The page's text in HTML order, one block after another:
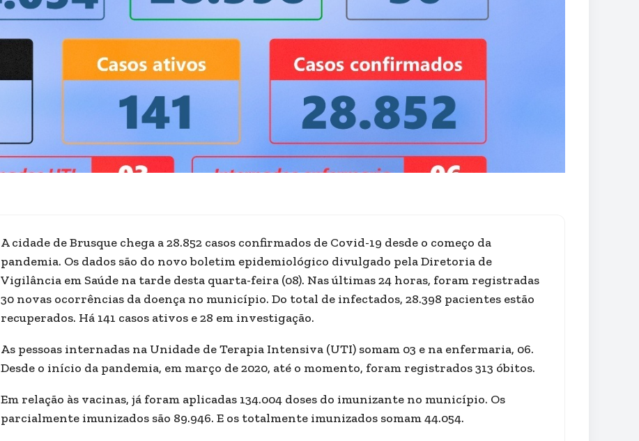
A cidade de Brusque chega a 28.852 casos confirmados de Covid-19 desde o começo da
pandemia. Os dados são do novo boletim epidemiológico divulgado pela Diretoria de
Vigilância em Saúde na tarde desta quarta-feira (08). Nas últimas 24 horas, foram registradas
30 novas ocorrências da doença no município. Do total de infectados, 28.398 pacientes estão
recuperados. Há 141 casos ativos e 28 em investigação.
As pessoas internadas na Unidade de Terapia Intensiva (UTI) somam 03 e na enfermaria, 06.
Desde o início da pandemia, em março de 2020, até o momento, foram registrados 313 óbitos.
Em relação às vacinas, já foram aplicadas 134.004 doses do imunizante no município. Os
parcialmente imunizados são 89.946. E os totalmente imunizados somam 44.054.